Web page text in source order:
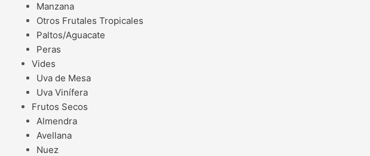
Manzana
Otros Frutales Tropicales
Paltos/Aguacate
Peras
Vides
Uva de Mesa
Uva Vinífera
Frutos Secos
Almendra
Avellana
Nuez